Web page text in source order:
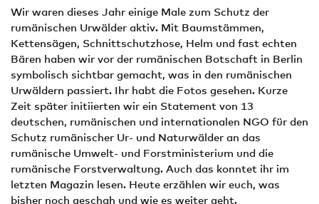
Wir waren dieses Jahr einige Male zum Schutz der
rumänischen Urwälder aktiv. Mit Baumstämmen,
Kettensägen, Schnittschutzhose, Helm und fast echten
Bären haben wir vor der rumänischen Botschaft in Berlin
symbolisch sichtbar gemacht, was in den rumänischen
Urwäldern passiert. Ihr habt die Fotos gesehen. Kurze
Zeit später initiierten wir ein Statement von 13
deutschen, rumänischen und internationalen NGO für den
Schutz rumänischer Ur- und Naturwälder an das
rumänische Umwelt- und Forstministerium und die
rumänische Forstverwaltung. Auch das konntet ihr im
letzten Magazin lesen. Heute erzählen wir euch, was
bisher noch geschah und wie es weiter geht.